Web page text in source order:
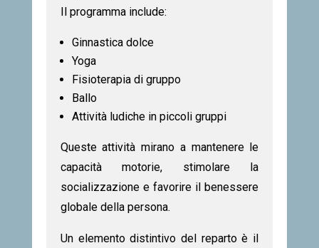
Il programma include:
Ginnastica dolce
Yoga
Fisioterapia di gruppo
Ballo
Attività ludiche in piccoli gruppi
Queste attività mirano a mantenere le
capacità motorie, stimolare la
socializzazione e favorire il benessere
globale della persona.
Un elemento distintivo del reparto è il